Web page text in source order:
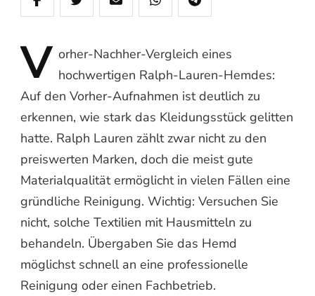
V orher‑Nachher‑Vergleich eines
hochwertigen Ralph‑Lauren‑Hemdes:
Auf den Vorher‑Aufnahmen ist deutlich zu
erkennen, wie stark das Kleidungsstück gelitten
hatte. Ralph Lauren zählt zwar nicht zu den
preiswerten Marken, doch die meist gute
Materialqualität ermöglicht in vielen Fällen eine
gründliche Reinigung. Wichtig: Versuchen Sie
nicht, solche Textilien mit Hausmitteln zu
behandeln. Übergaben Sie das Hemd
möglichst schnell an eine professionelle
Reinigung oder einen Fachbetrieb.